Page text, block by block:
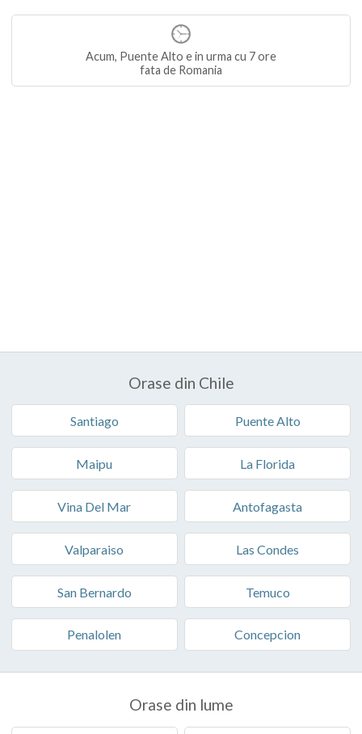
Acum, Puente Alto e in urma cu 7 ore
fata de Romania
Orase din Chile
Santiago Puente Alto
Maipu La Florida
Vina Del Mar Antofagasta
Valparaiso Las Condes
San Bernardo Temuco
Penalolen Concepcion
Orase din lume